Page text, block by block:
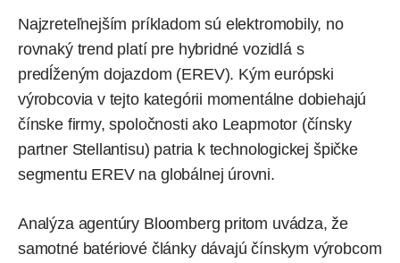
Najzreteľnejším príkladom sú elektromobily, no
rovnaký trend platí pre hybridné vozidlá s
predĺženým dojazdom (EREV). Kým európski
výrobcovia v tejto kategórii momentálne dobiehajú
čínske firmy, spoločnosti ako Leapmotor (čínsky
partner Stellantisu) patria k technologickej špičke
segmentu EREV na globálnej úrovni.
Analýza agentúry Bloomberg pritom uvádza, že
samotné batériové články dávajú čínskym výrobcom